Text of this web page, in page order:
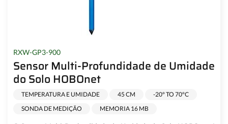
RXW-GP3-900
Sensor Multi-Profundidade de Umidade
do Solo HOBOnet
TEMPERATURA E UMIDADE 45 CM
-20° TO 70°C
SONDA DE MEDIÇÃO
MEMORIA 16 MB